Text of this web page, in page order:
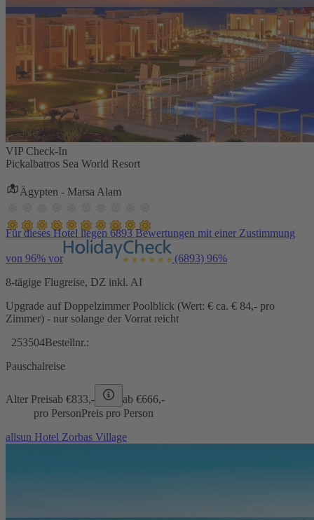
VIP Check-In
Pickalbatros Sea World Resort
Ägypten - Marsa Alam
Für dieses Hotel liegen 6893 Bewertungen mit einer Zustimmung
von 96% vor (6893) 96%
8-tägige Flugreise, DZ inkl. AI
Upgrade auf Doppelzimmer Poolblick (Wert: € ca. € 84,- pro
Zimmer) - nur solange der Vorrat reicht
253504Bestellnr.:
Pauschalreise
Alter Preisab €833,- ab €666,-
pro PersonPreis pro Person
allsun Hotel Zorbas Village